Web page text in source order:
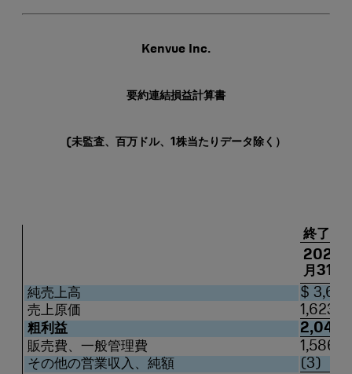
Kenvue Inc.
要約連結損益計算書
(未監査、百万ドル、1株当たりデータ除く）
終了3
2023
月31日
純売上高
$
売上原価
1,623
粗利益
2,043
販売費、一般管理費
1,586
その他の営業収入、純額
(3)